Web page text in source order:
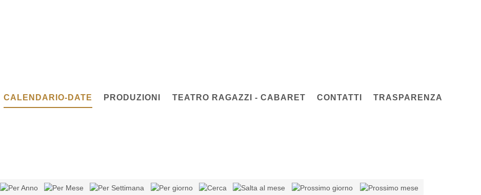
CALENDARIO-DATE PRODUZIONI TEATRO RAGAZZI - CABARET CONTATTI TRASPARENZA